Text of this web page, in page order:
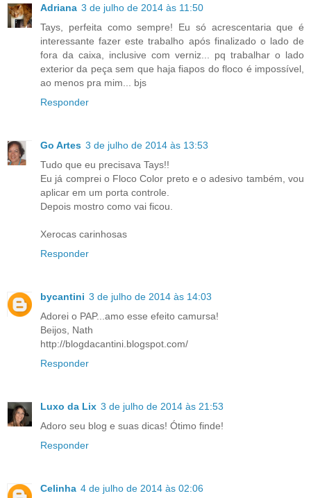
Adriana 3 de julho de 2014 às 11:50
Tays, perfeita como sempre! Eu só acrescentaria que é
interessante fazer este trabalho após finalizado o lado de
fora da caixa, inclusive com verniz... pq trabalhar o lado
exterior da peça sem que haja fiapos do floco é impossível,
ao menos pra mim... bjs
Responder
Go Artes 3 de julho de 2014 às 13:53
Tudo que eu precisava Tays!!
Eu já comprei o Floco Color preto e o adesivo também, vou
aplicar em um porta controle.
Depois mostro como vai ficou.
Xerocas carinhosas
Responder
bycantini 3 de julho de 2014 às 14:03
Adorei o PAP...amo esse efeito camursa!
Beijos, Nath
http://blogdacantini.blogspot.com/
Responder
Luxo da Lix 3 de julho de 2014 às 21:53
Adoro seu blog e suas dicas! Ótimo finde!
Responder
Celinha 4 de julho de 2014 às 02:06